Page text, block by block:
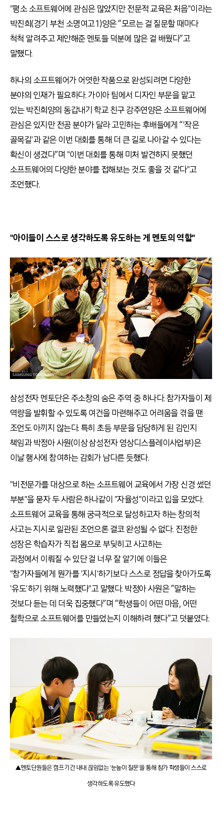
"평소 소프트웨어에 관심은 많았지만 전문적 교육은 처음"이라는
박진희(경기 부천 소명여고 1)양은 “모르는 걸 질문할 때마다
척척 알려주고 제안해준 멘토들 덕분에 많은 걸 배웠다”고
말했다.
하나의 소프트웨어가 어엿한 작품으로 완성되려면 다양한
분야의 인재가 필요하다. 가이아 팀에서 디자인 부문을 맡고
있는 박진희양의 동갑내기 학교 친구 강주연양은 소프트웨어에
관심은 있지만 전공 분야가 달라 고민하는 후배들에게 “'작은
골목길'과 같은 이번 대회를 통해 더 큰 길로 나아갈 수 있다는
확신이 생겼다”며 "이번 대회를 통해 미처 발견하지 못했던
소프트웨어의 다양한 분야를 접해보는 것도 좋을 것 같다"고
조언했다.
"아이들이 스스로 생각하도록 유도하는 게 멘토의 역할"
삼성전자 멘토단은 주소창의 숨은 주역 중 하나다. 참가자들이 제
역량을 발휘할 수 있도록 여건을 마련해주고 어려움을 겪을 땐
조언도 아끼지 않는다. 특히 초등 부문을 담당하게 된 김인지
책임과 박정아 사원(이상 삼성전자 영상디스플레이사업부)은
이날 행사에 참여하는 감회가 남다른 듯했다.
"비전문가를 대상으로 하는 소프트웨어 교육에서 가장 신경 썼던
부분"을 묻자 두 사람은 하나같이 "자율성"이라고 입을 모았다.
소프트웨어 교육을 통해 궁극적으로 달성하고자 하는 창의적
사고는 지시로 일관된 조언으론 결코 완성될 수 없다. 진정한
성장은 학습자가 직접 몸으로 부딪히고 사고하는
과정에서 이뤄질 수 있단 걸 너무 잘 알기에 이들은
"참가자들에게 뭔가를 '지시'하기보다 스스로 정답을 찾아가도록
'유도'하기 위해 노력했다"고 말했다. 박정아 사원은 “말하는
것보다 듣는 데 더욱 집중했다”며 “학생들이 어떤 마음, 어떤
철학으로 소프트웨어를 만들었는지 이해하려 했다”고 덧붙였다.
▲멘토단원들은 캠프 기간 내내 끊임없는 '눈높이 질문'을 통해 참가 학생들이 스스로
생각하도록 유도했다